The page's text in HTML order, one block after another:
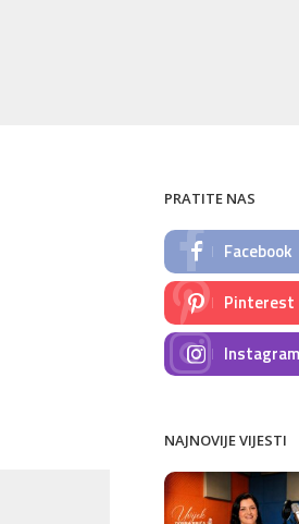
PRATITE NAS
Facebook
Pinterest
Instagram
NAJNOVIJE VIJESTI